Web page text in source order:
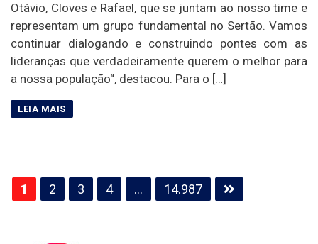
Otávio, Cloves e Rafael, que se juntam ao nosso time e
representam um grupo fundamental no Sertão. Vamos
continuar dialogando e construindo pontes com as
lideranças que verdadeiramente querem o melhor para
a nossa população“, destacou. Para o […]
Paginação
de
1 2 3 4 … 14.987